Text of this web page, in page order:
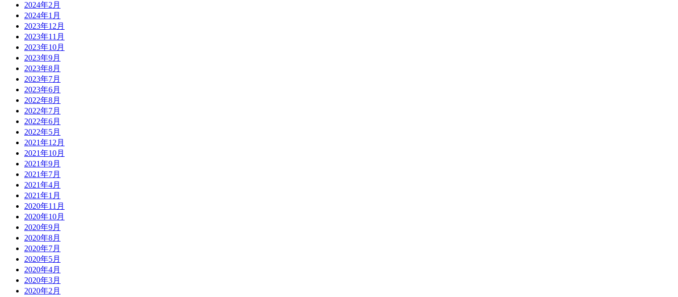
2024年2月
2024年1月
2023年12月
2023年11月
2023年10月
2023年9月
2023年8月
2023年7月
2023年6月
2022年8月
2022年7月
2022年6月
2022年5月
2021年12月
2021年10月
2021年9月
2021年7月
2021年4月
2021年1月
2020年11月
2020年10月
2020年9月
2020年8月
2020年7月
2020年5月
2020年4月
2020年3月
2020年2月